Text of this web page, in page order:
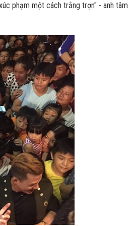
phạm một cách trắng trợn" - anh tâm